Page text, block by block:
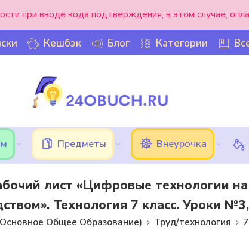
при вводе кода подтверждения, в этом случае,
Кешбэк Блог Категории
Предметы Внеурочка
лист «Цифровые технологии
Технология 7 класс. Уроки
Общее Образование) Труд/технология